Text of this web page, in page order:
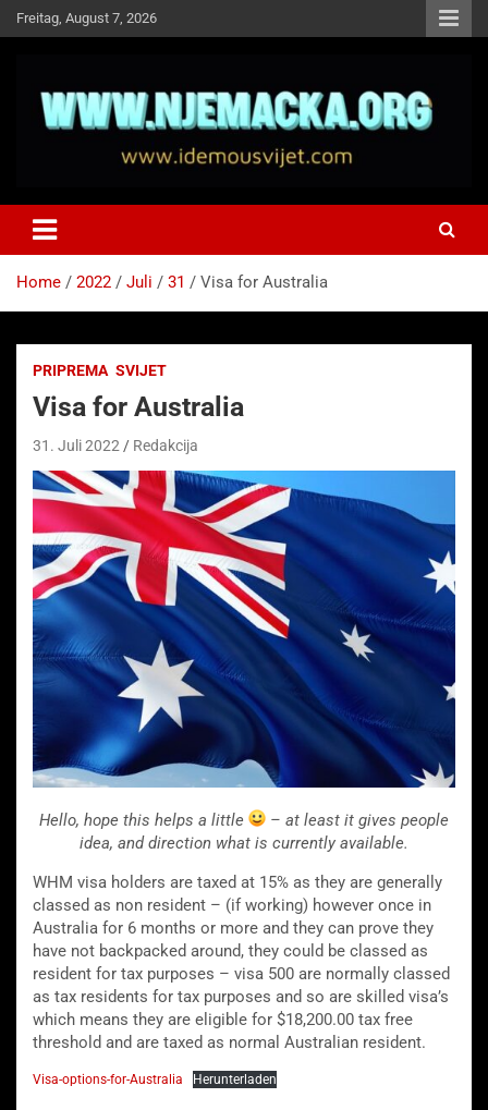
Skip
to
Freitag, August 7, 2026
Idemo u Svijet-Njemacka!
Home 2022 Juli 31 Visa for Australia
PRIPREMA SVIJET
Visa for Australia
31. Juli 2022 Redakcija
Hello, hope this helps a little
– at least it gives people
idea, and direction what is currently available.
WHM visa holders are taxed at 15% as they are generally
classed as non resident – (if working) however once in
Australia for 6 months or more and they can prove they
have not backpacked around, they could be classed as
resident for tax purposes – visa 500 are normally classed
as tax residents for tax purposes and so are skilled visa’s
which means they are eligible for $18,200.00 tax free
threshold and are taxed as normal Australian resident.
Visa-options-for-Australia Herunterladen